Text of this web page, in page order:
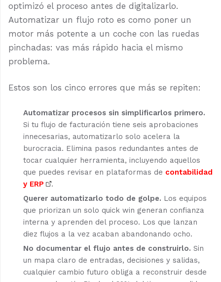
optimizó el proceso antes de digitalizarlo.
Automatizar un flujo roto es como poner un
motor más potente a un coche con las ruedas
pinchadas: vas más rápido hacia el mismo
problema.
Estos son los cinco errores que más se repiten:
Automatizar procesos sin simplificarlos primero.
Si tu flujo de facturación tiene seis aprobaciones
innecesarias, automatizarlo solo acelera la
burocracia. Elimina pasos redundantes antes de
tocar cualquier herramienta, incluyendo aquellos
que puedes revisar en plataformas de contabilidad
y ERP
.
Querer automatizarlo todo de golpe. Los equipos
que priorizan un solo quick win generan confianza
interna y aprenden del proceso. Los que lanzan
diez flujos a la vez acaban abandonando ocho.
No documentar el flujo antes de construirlo. Sin
un mapa claro de entradas, decisiones y salidas,
cualquier cambio futuro obliga a reconstruir desde